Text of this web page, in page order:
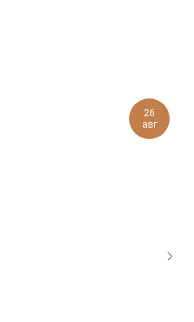
26
авг